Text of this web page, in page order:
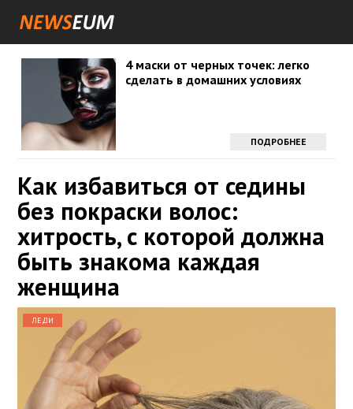
4 маски от черных точек: легко
сделать в домашних условиях
ПОДРОБНЕЕ
Как избавиться от седины
без покраски волос:
хитрость, с которой должна
быть знакома каждая
женщина
ЛЕДИ